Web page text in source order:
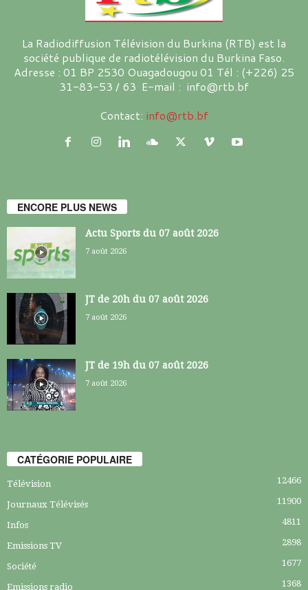
La Radiodiffusion Télévision du Burkina (RTB) est la
société publique de radiotélévision du Burkina Faso.
Adresse : 01 BP 2530 Ouagadougou 01 Tél : (+226) 25
31-83-53 / 63 E-mail : info@rtb.bf
Contact: info@rtb.bf
ENCORE PLUS NEWS
Actu Sports du 07 août 2026
7 août 2026
JT de 20h du 07 août 2026
7 août 2026
JT de 19h du 07 août 2026
7 août 2026
CATÉGORIE POPULAIRE
Télévision 12466
Journaux Télévisés 11900
Infos 4811
Emissions TV 2898
Société 1677
Emissions radio 1368